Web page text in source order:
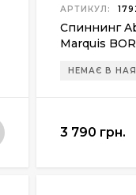
АРТИКУЛ:
Спиннинг
Marquis
НЕМАЄ В
3 790 грн.